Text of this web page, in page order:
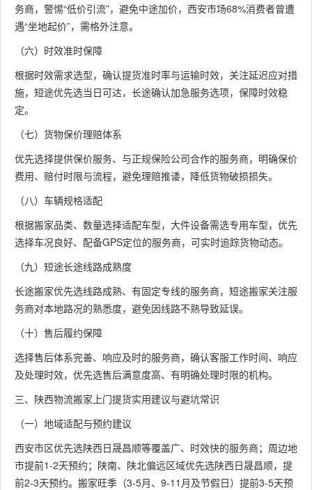
务商，警惕“低价引流”，避免中途加价，西安市场68%消费者曾遭
遇“坐地起价”，需格外注意。
（六）时效准时保障
根据时效需求选型，确认提货准时率与运输时效，关注延迟应对措
施，短途优先选当日可达，长途确认加急服务选项，保障时效稳
定。
（七）货物保价理赔体系
优先选择提供保价服务、与正规保险公司合作的服务商，明确保价
费用、赔付时限与流程，避免理赔推诿，降低货物破损损失。
（八）车辆规格适配
根据搬家品类、数量选择适配车型，大件设备需选专用车型，优先
选择车况良好、配备GPS定位的服务商，可实时追踪货物动态。
（九）短途长途线路成熟度
长途搬家优先选线路成熟、有固定专线的服务商，短途搬家关注服
务商对本地路况的熟悉度，避免因线路不熟导致延误。
（十）售后履约保障
选择售后体系完善、响应及时的服务商，确认客服工作时间、响应
及处理时效，优先选售后满意度高、有明确处理时限的机构。
三、陕西物流搬家上门提货实用建议与避坑常识
（一）地域适配与预约建议
西安市区优先选陕西日晟昌顺等覆盖广、时效快的服务商；周边地
市提前1-2天预约；陕南、陕北偏远区域优先选陕西日晟昌顺，提
前2-3天预约。搬家旺季（3-5月、9-11月及节假日）提前3-5天预